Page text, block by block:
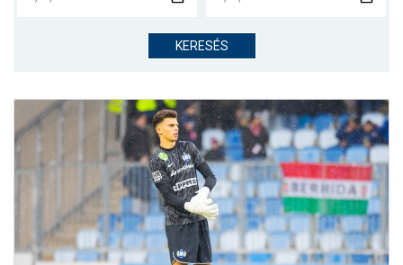
CSAPATOK
KLUB
GALÉRIA
SZURKOLÓI ÉLMÉNYEK
AKKREDITÁCIÓ
KERESÉS